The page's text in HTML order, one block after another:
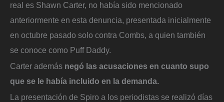
real es Shawn Carter, no había sido mencionado
anteriormente en esta denuncia, presentada inicialmente
en octubre pasado solo contra Combs, a quien también
se conoce como Puff Daddy.
Carter además negó las acusaciones en cuanto supo
que se le había incluido en la demanda.
La presentación de Spiro a los periodistas se realizó días